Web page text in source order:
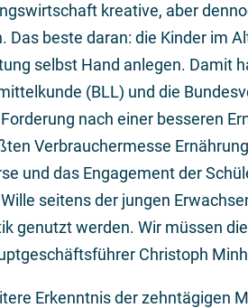
kreative, aber
Das beste daran: die Kinder im
selbst Hand anlegen. Damit
(BLL) und die
nach einer besseren
Verbrauchermesse
und das Engagement der
seitens der jungen
genutzt werden. Wir müssen
Christoph
Erkenntnis der zehntägigen